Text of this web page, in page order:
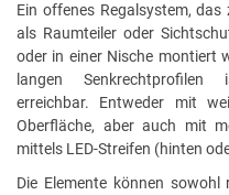
Ein offenes Regalsystem,
als Raumteiler oder
oder in einer Nische montiert
langen
erreichbar. Entweder mit
Oberfläche, aber auch mit
mittels LED-Streifen (hinten
Die Elemente können